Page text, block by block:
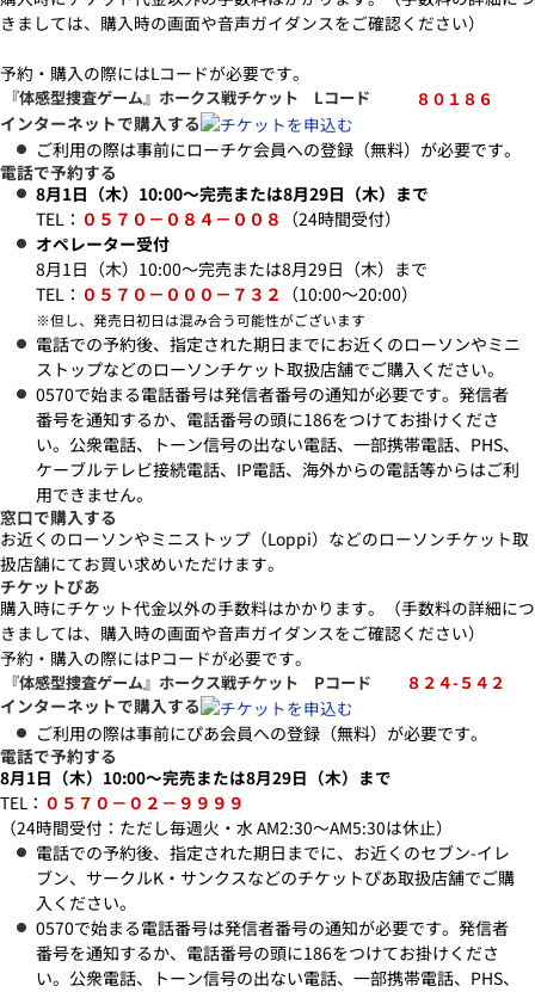
きましては、購入時の画面や音声ガイダンスをご確認ください）
予約・購入の際にはLコードが必要です。
『体感型捜査ゲーム』ホークス戦チケット Lコード ８０１８６
インターネットで購入する
ご利用の際は事前にローチケ会員への登録（無料）が必要です。
電話で予約する
8月1日（木）10:00～完売または8月29日（木）まで
TEL： ０５７０－０８４－００８ （24時間受付）
オペレーター受付
8月1日（木）10:00～完売または8月29日（木）まで
TEL： ０５７０－０００－７３２ （10:00～20:00）
※但し、発売日初日は混み合う可能性がございます
電話での予約後、指定された期日までにお近くのローソンやミニ
ストップなどのローソンチケット取扱店舗でご購入ください。
0570で始まる電話番号は発信者番号の通知が必要です。発信者
番号を通知するか、電話番号の頭に186をつけてお掛けくださ
い。公衆電話、トーン信号の出ない電話、一部携帯電話、PHS、
ケーブルテレビ接続電話、IP電話、海外からの電話等からはご利
用できません。
窓口で購入する
お近くのローソンやミニストップ（Loppi）などのローソンチケット取
扱店舗にてお買い求めいただけます。
チケットぴあ
購入時にチケット代金以外の手数料はかかります。（手数料の詳細につ
きましては、購入時の画面や音声ガイダンスをご確認ください）
予約・購入の際にはPコードが必要です。
『体感型捜査ゲーム』ホークス戦チケット Pコード ８２４-５４２
インターネットで購入する
ご利用の際は事前にぴあ会員への登録（無料）が必要です。
電話で予約する
8月1日（木）10:00～完売または8月29日（木）まで
TEL： ０５７０－０２－９９９９
（24時間受付：ただし毎週火・水 AM2:30～AM5:30は休止）
電話での予約後、指定された期日までに、お近くのセブン-イレ
ブン、サークルK・サンクスなどのチケットぴあ取扱店舗でご購
入ください。
0570で始まる電話番号は発信者番号の通知が必要です。発信者
番号を通知するか、電話番号の頭に186をつけてお掛けくださ
い。公衆電話、トーン信号の出ない電話、一部携帯電話、PHS、